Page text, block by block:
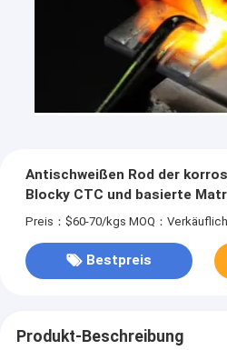
Antischweißen Rod der
Blocky CTC und basierte
Preis：$60-70/kgs MOQ：Verkäuflich
Bestpreis
Produkt-Beschreibung